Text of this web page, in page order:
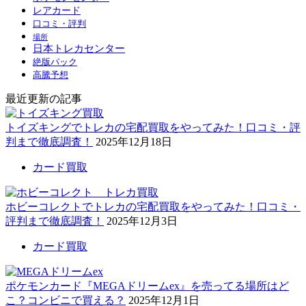
レアカード
口コミ・評判
場所
日本トレカセンター
絶版パック
高騰予想
最近更新の記事
トイズキングでトレカの宅配買取をやってみた！口コミ・評
判まで徹底調査！
2025年12月18日
カード買取
ホビーコレクトでトレカの宅配買取をやってみた！口コミ・
評判まで徹底調査！
2025年12月3日
カード買取
ポケモンカード『MEGAドリームex』を売ってる場所はど
こ？コンビニで買える？ 2025年12月1日